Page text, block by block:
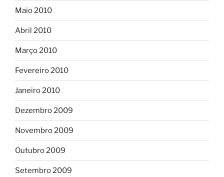
Maio 2010
Abril 2010
Março 2010
Fevereiro 2010
Janeiro 2010
Dezembro 2009
Novembro 2009
Outubro 2009
Setembro 2009